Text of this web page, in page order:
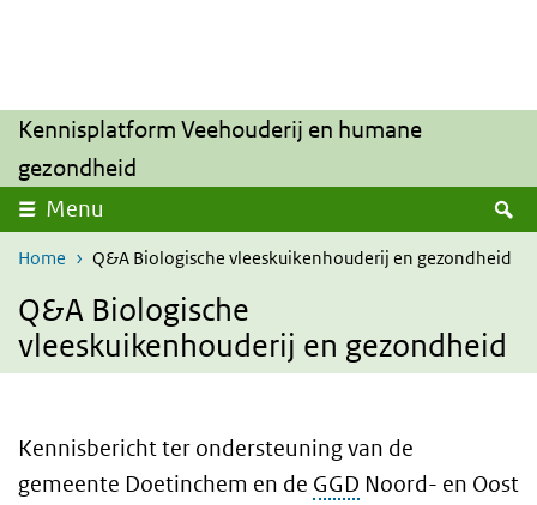
Kennisplatform Veehouderij en humane
gezondheid
Menu
Home Q&A Biologische vleeskuikenhouderij en gezondheid
Q&A Biologische
vleeskuikenhouderij en gezondheid
Kennisbericht ter ondersteuning van de
gemeente Doetinchem en de GGD Noord- en Oost